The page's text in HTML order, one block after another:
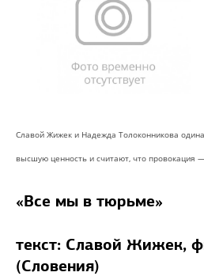
Славой Жижек и Надежда Толоконникова
высшую ценность и считают, что провокация
«Все мы в тюрьме»
текст: Славой Жижек,
(Словения)